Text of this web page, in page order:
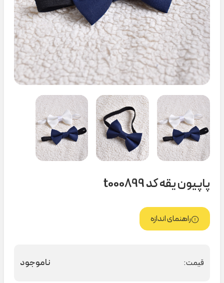
پاپیون یقه کد t000899
راهنمای اندازه
قیمت: ناموجود